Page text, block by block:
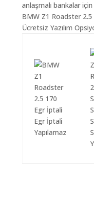
anlaşmalı bankalar
BMW Z1 Roadster
Ücretsiz Yazılım
Egr İptali
Yapılamaz